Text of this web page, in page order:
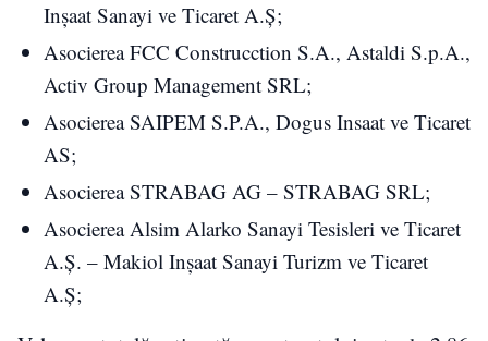
Inșaat Sanayi ve Ticaret A.Ș;
Asocierea FCC Construcction S.A., Astaldi S.p.A.,
Activ Group Management SRL;
Asocierea SAIPEM S.P.A., Dogus Insaat ve Ticaret
AS;
Asocierea STRABAG AG – STRABAG SRL;
Asocierea Alsim Alarko Sanayi Tesisleri ve Ticaret
A.Ș. – Makiol Inşaat Sanayi Turizm ve Ticaret
A.Ș;